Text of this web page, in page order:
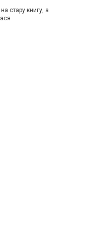
стару книгу, а